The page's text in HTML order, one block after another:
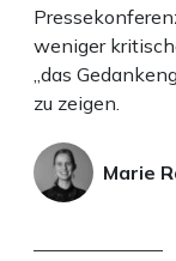
weniger
„das
zu zeigen.
Marie